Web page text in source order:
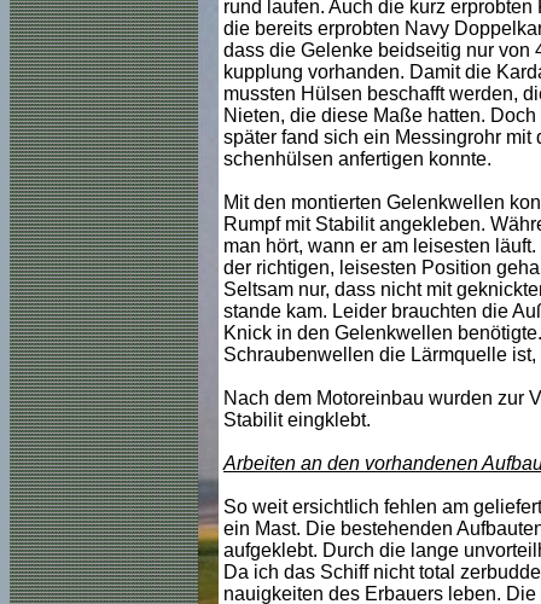
rund laufen. Auch die kurz
die bereits erprobten Navy
dass die Gelenke beidseitig nur von
kupplung vorhanden. Damit die
mussten Hülsen beschafft werden,
Nieten, die diese Maße hatten.
später fand sich ein Messingrohr
schenhülsen anfertigen konnte.
Mit den montierten Gelenkwellen
Rumpf mit Stabilit angekleben.
man hört, wann er am leisesten
der richtigen, leisesten Position
Seltsam nur, dass nicht mit
stande kam. Leider brauchten die
Knick in den Gelenkwellen
Schraubenwellen die Lärmquelle
Nach dem Motoreinbau wurden zur
Stabilit eingklebt.
Arbeiten an den vorhandenen
So weit ersichtlich fehlen am
ein Mast. Die bestehenden
aufgeklebt. Durch die lange
Da ich das Schiff nicht total
nauigkeiten des Erbauers leben.